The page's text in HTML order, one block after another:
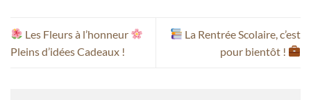
Les Fleurs à l’honneur
Pleins d’idées Cadeaux !
La Rentrée Scolaire, c’est
pour bientôt !